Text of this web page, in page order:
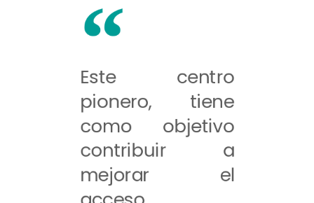
Este centro
pionero, tiene
como objetivo
contribuir a
mejorar el